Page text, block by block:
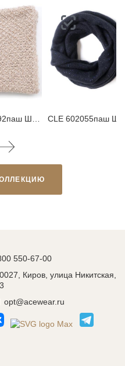
550-67-00
Киров, улица Никитская,
opt@acewear.ru